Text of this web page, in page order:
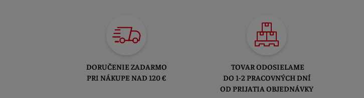
DORUČENIE ZADARMO
PRI NÁKUPE NAD 120 €
TOVAR ODOSIELAME
DO 1-2 PRACOVNÝCH DNÍ
OD PRIJATIA OBJEDNÁVKY